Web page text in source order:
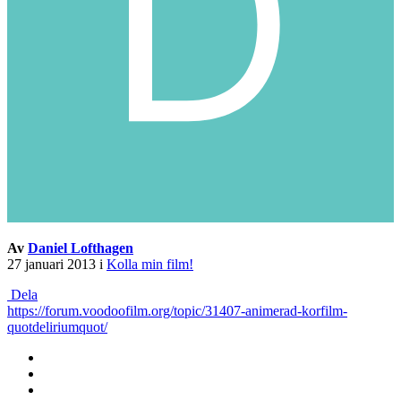
Av Daniel Lofthagen
27 januari 2013 i Kolla min film!
Dela
https://forum.voodoofilm.org/topic/31407-animerad-korfilm-
quotdeliriumquot/